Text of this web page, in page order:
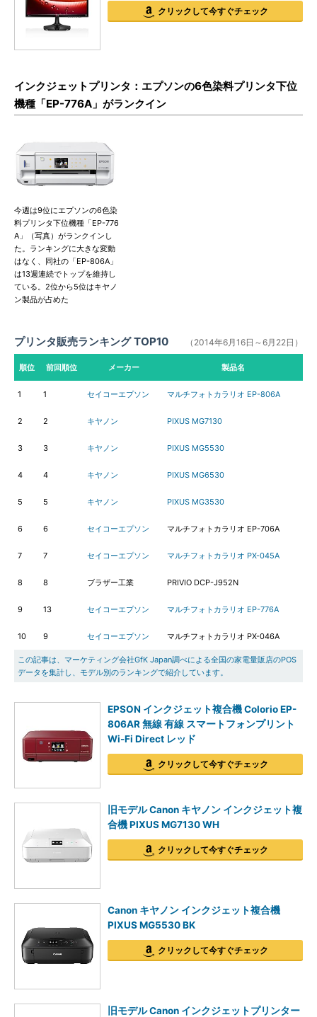
クリックして今すぐチェック
インクジェットプリンタ：エプソンの6色染料プリンタ下位
機種「EP-776A」がランクイン
今週は9位にエプソンの6色染
料プリンタ下位機種「EP-776
A」（写真）がランクインし
た。ランキングに大きな変動
はなく、同社の「EP-806A」
は13週連続でトップを維持し
ている。2位から5位はキヤノ
ン製品が占めた
プリンタ販売ランキング TOP10 （2014年6月16日～6月22日）
順位 前回順位 メーカー 製品名
1 1 セイコーエプソン マルチフォトカラリオ EP-806A
2 2 キヤノン PIXUS MG7130
3 3 キヤノン PIXUS MG5530
4 4 キヤノン PIXUS MG6530
5 5 キヤノン PIXUS MG3530
6 6 セイコーエプソン マルチフォトカラリオ EP-706A
7 7 セイコーエプソン マルチフォトカラリオ PX-045A
8 8 ブラザー工業 PRIVIO DCP-J952N
9 13 セイコーエプソン マルチフォトカラリオ EP-776A
10 9 セイコーエプソン マルチフォトカラリオ PX-046A
この記事は、マーケティング会社GfK Japan調べによる全国の家電量販店のPOS
データを集計し、モデル別のランキングで紹介しています。
EPSON インクジェット複合機 Colorio EP-
806AR 無線 有線 スマートフォンプリント
Wi-Fi Direct レッド
クリックして今すぐチェック
旧モデル Canon キヤノン インクジェット複
合機 PIXUS MG7130 WH
クリックして今すぐチェック
Canon キヤノン インクジェット複合機
PIXUS MG5530 BK
クリックして今すぐチェック
旧モデル Canon インクジェットプリンター